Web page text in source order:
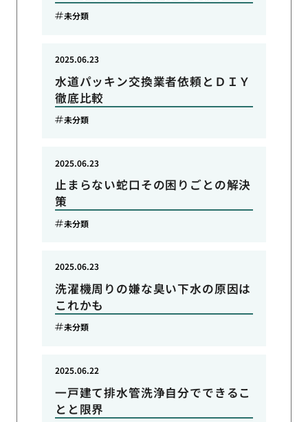
未分類
水道パッキン交換業者依頼とＤＩＹ
徹底比較
2025.06.23
未分類
止まらない蛇口その困りごとの解決
策
2025.06.23
未分類
洗濯機周りの嫌な臭い下水の原因は
これかも
2025.06.23
未分類
一戸建て排水管洗浄自分でできるこ
とと限界
2025.06.22